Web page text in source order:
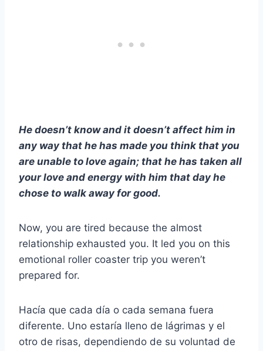
He doesn’t know and it doesn’t affect him in
any way that he has made you think that you
are unable to love again; that he has taken all
your love and energy with him that day he
chose to walk away for good.
Now, you are tired because the almost
relationship exhausted you. It led you on this
emotional roller coaster trip you weren’t
prepared for.
Hacía que cada día o cada semana fuera
diferente. Uno estaría lleno de lágrimas y el
otro de risas, dependiendo de su voluntad de